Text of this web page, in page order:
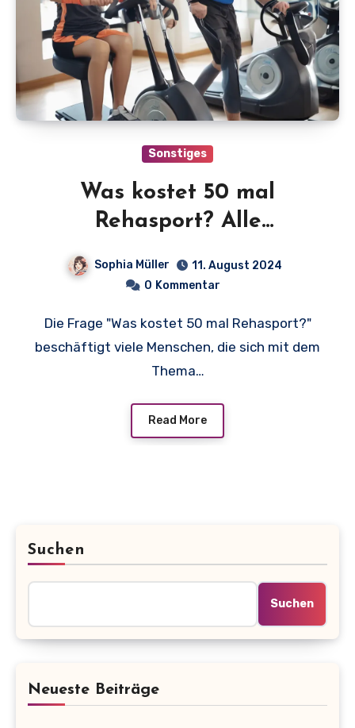
Sonstiges
Was kostet 50 mal
Rehasport? Alle
Informationen für Sie auf
einen Blick!
Sophia Müller
11. August 2024
0 Kommentar
Die Frage "Was kostet 50 mal Rehasport?"
beschäftigt viele Menschen, die sich mit dem
Thema…
Read More
Suchen
Suchen
Neueste Beiträge